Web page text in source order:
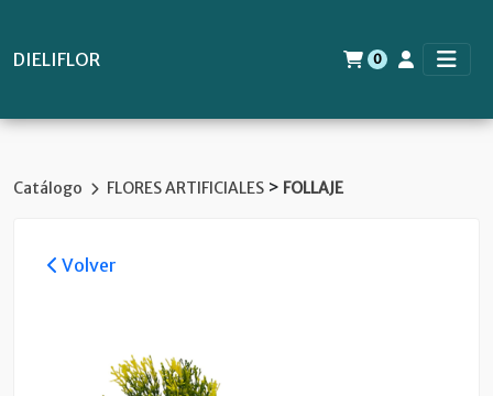
DIELIFLOR 0
Catálogo FLORES ARTIFICIALES > FOLLAJE
Volver